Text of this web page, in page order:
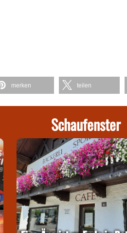
merken teilen
Schaufenster